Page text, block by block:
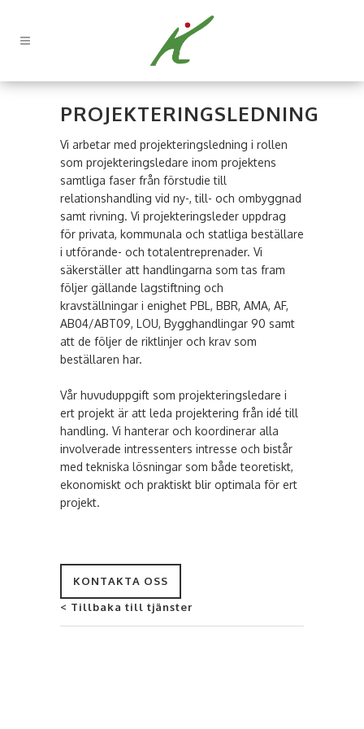
PROJEKTERINGSLEDNING
Vi arbetar med projekteringsledning i rollen
som projekteringsledare inom projektens
samtliga faser från förstudie till
relationshandling vid ny-, till- och ombyggnad
samt rivning. Vi projekteringsleder uppdrag
för privata, kommunala och statliga beställare
i utförande- och totalentreprenader. Vi
säkerställer att handlingarna som tas fram
följer gällande lagstiftning och
kravställningar i enighet PBL, BBR, AMA, AF,
AB04/ABT09, LOU, Bygghandlingar 90 samt
att de följer de riktlinjer och krav som
beställaren har.
Vår huvuduppgift som projekteringsledare i
ert projekt är att leda projektering från idé till
handling. Vi hanterar och koordinerar alla
involverade intressenters intresse och bistår
med tekniska lösningar som både teoretiskt,
ekonomiskt och praktiskt blir optimala för ert
projekt.
KONTAKTA OSS
< Tillbaka till tjänster